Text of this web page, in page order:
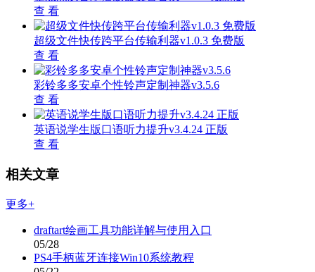
查 看
超级文件快传跨平台传输利器v1.0.3 免费版
查 看
彩铃多多安卓个性铃声定制神器v3.5.6
查 看
英语说学生版口语听力提升v3.4.24 正版
查 看
相关文章
更多+
draftart绘画工具功能详解与使用入口
05/28
PS4手柄蓝牙连接Win10系统教程